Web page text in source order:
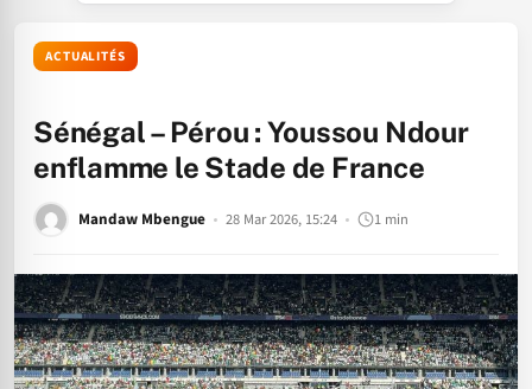
ACTUALITÉS
Sénégal – Pérou : Youssou Ndour
enflamme le Stade de France
Mandaw Mbengue 28 Mar 2026, 15:24 1 min